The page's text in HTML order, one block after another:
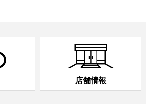
店舗情報